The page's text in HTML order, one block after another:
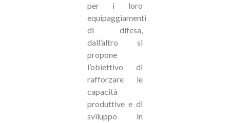
per i loro
equipaggiamenti
di difesa,
dall’altro si
propone
l’obiettivo di
rafforzare le
capacità
produttive e di
sviluppo in